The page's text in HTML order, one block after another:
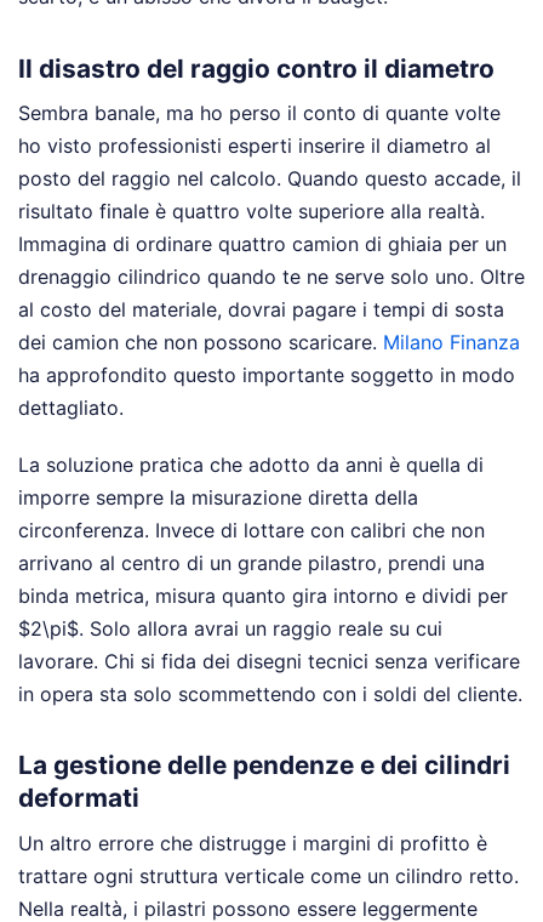
Il disastro del raggio contro il diametro
Sembra banale, ma ho perso il conto di quante volte
ho visto professionisti esperti inserire il diametro al
posto del raggio nel calcolo. Quando questo accade, il
risultato finale è quattro volte superiore alla realtà.
Immagina di ordinare quattro camion di ghiaia per un
drenaggio cilindrico quando te ne serve solo uno. Oltre
al costo del materiale, dovrai pagare i tempi di sosta
dei camion che non possono scaricare. Milano Finanza
ha approfondito questo importante soggetto in modo
dettagliato.
La soluzione pratica che adotto da anni è quella di
imporre sempre la misurazione diretta della
circonferenza. Invece di lottare con calibri che non
arrivano al centro di un grande pilastro, prendi una
binda metrica, misura quanto gira intorno e dividi per
$2\pi$. Solo allora avrai un raggio reale su cui
lavorare. Chi si fida dei disegni tecnici senza verificare
in opera sta solo scommettendo con i soldi del cliente.
La gestione delle pendenze e dei cilindri
deformati
Un altro errore che distrugge i margini di profitto è
trattare ogni struttura verticale come un cilindro retto.
Nella realtà, i pilastri possono essere leggermente